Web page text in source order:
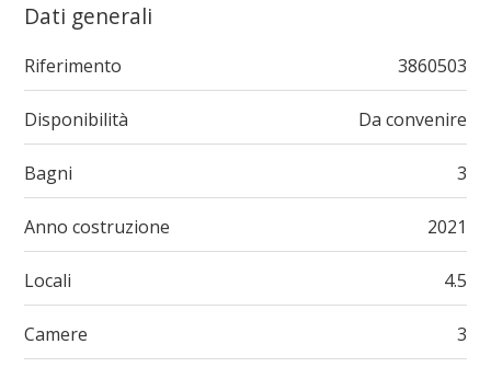
Dati generali
Riferimento 3860503
Disponibilità Da convenire
Bagni 3
Anno costruzione 2021
Locali 4.5
Camere 3